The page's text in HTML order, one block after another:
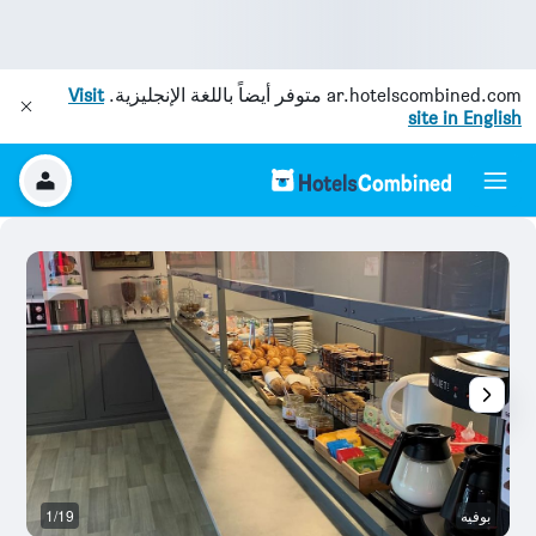
ar.hotelscombined.com متوفر أيضاً باللغة الإنجليزية.Visit
site in English
بوفيه 1/19